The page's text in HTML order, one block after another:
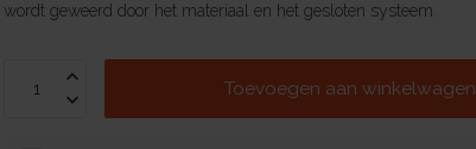
wordt geweerd door het materiaal en het gesloten systeem.
Toevoegen aan winkelwagen